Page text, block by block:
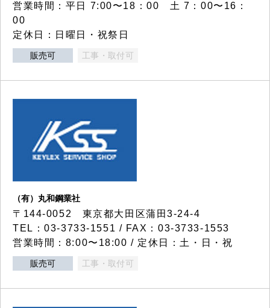
営業時間：平日 7:00〜18：00 土 7：00〜16：
00
定休日：日曜日・祝祭日
販売可 工事・取付可
（有）丸和鋼業社
〒144-0052 東京都大田区蒲田3-24-4
TEL：03-3733-1551 / FAX：03-3733-1553
営業時間：8:00〜18:00 / 定休日：土・日・祝
販売可 工事・取付可